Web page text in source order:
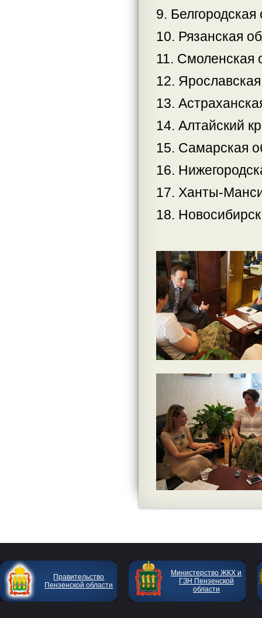
9. Белгородская
10. Рязанская
11. Смоленская
12.
13.
14. Алтайский
15. Самарская
16.
17. Ханты-
18.
Правительство
Пензенской области
Министерство ЖКХ и
ГЗН Пензенской
области